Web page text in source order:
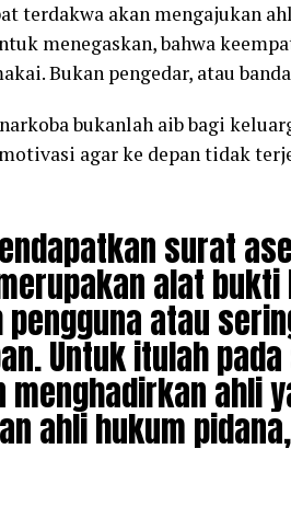
terdakwa akan mengajukan
menegaskan, bahwa
Bukan pengedar, atau
bukanlah aib bagi
agar ke depan tidak
surat
alat bukti
atau
Untuk itulah
ahli
ahli hukum